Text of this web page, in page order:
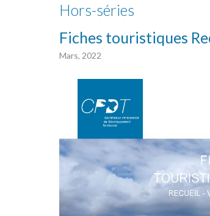
Hors-séries
Fiches touristiques
Mars, 2022